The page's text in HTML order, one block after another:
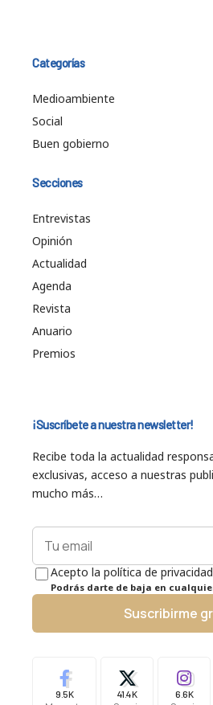
Categorías
Medioambiente
Social
Buen gobierno
Secciones
Entrevistas
Opinión
Actualidad
Agenda
Revista
Anuario
Premios
¡Suscríbete a nuestra newsletter!
Recibe toda la actualidad
exclusivas, acceso a nuestras
mucho más…
Acepto la política de
Podrás darte de baja en
Suscribirme
9.5K 41.4K 6.6K